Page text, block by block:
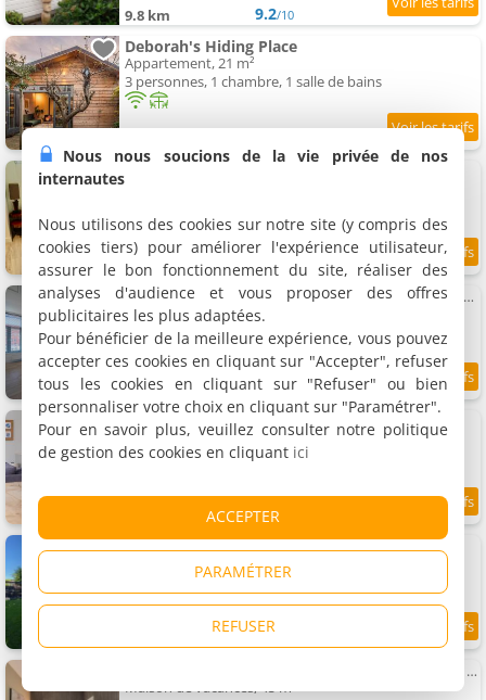
9.8 km 9.2/10
Deborah's Hiding Place
Appartement, 21 m²
3 personnes, 1 chambre, 1 salle de bains
10 km 8.6/10
Luxury City Maison Alkmaar nearby Amsterdam.
Maison de vacances, 73 m²
3 personnes, 2 chambres, 1 salle de bains
10 km 9.2/10
Sint Adelbertus
Appartement, 90 m²
6 personnes, 3 chambres, 1 salle de bains
9.7/10
De oude slaght- luxe suite met buitensauna
Maison de vacances, 49 m²
2 personnes, 1 chambre, 1 salle de bains
9.7
Maison de vacances Egmond proche de Dune plages
Maison de vacances, 45 m²
Nous nous soucions de la vie privée de nos
internautes
Nous utilisons des cookies sur notre site (y compris des
cookies tiers) pour améliorer l'expérience utilisateur,
assurer le bon fonctionnement du site, réaliser des
analyses d'audience et vous proposer des offres
publicitaires les plus adaptées.
Pour bénéficier de la meilleure expérience, vous pouvez
accepter ces cookies en cliquant sur "Accepter", refuser
tous les cookies en cliquant sur "Refuser" ou bien
personnaliser votre choix en cliquant sur "Paramétrer".
Pour en savoir plus, veuillez consulter notre politique
de gestion des cookies en cliquant ici
ACCEPTER
PARAMÉTRER
REFUSER